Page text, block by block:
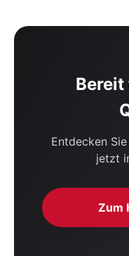
Entdecken
jetzt
Zum